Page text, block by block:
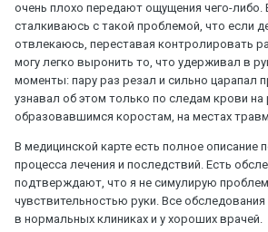
очень плохо передают ощущения чего-либо.
сталкиваюсь с такой проблемой, что если
отвлекаюсь, переставая контролировать
могу легко выронить то, что удерживал в
моменты: пару раз резал и сильно царапал
узнавал об этом только по следам крови на
образовавшимся коростам, на местах
В медицинской карте есть полное описание
процесса лечения и последствий. Есть
подтверждают, что я не симулирую
чувствительностью руки. Все
в нормальных клиниках и у хороших врачей.